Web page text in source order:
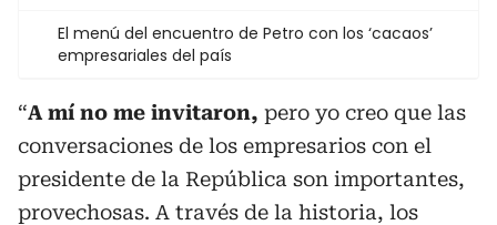
El menú del encuentro de Petro con los ‘cacaos’
empresariales del país
“A mí no me invitaron, pero yo creo que las
conversaciones de los empresarios con el
presidente de la República son importantes,
provechosas. A través de la historia, los